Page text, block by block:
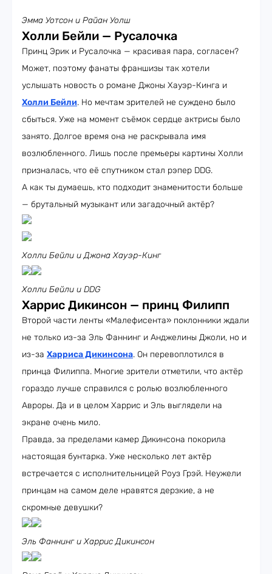
Эмма Уотсон и Райан Уолш
Холли Бейли — Русалочка
Принц Эрик и Русалочка — красивая пара, согласен?
Может, поэтому фанаты франшизы так хотели
услышать новость о романе Джоны Хауэр-Кинга и
Холли Бейли. Но мечтам зрителей не суждено было
сбыться. Уже на момент съёмок сердце актрисы было
занято. Долгое время она не раскрывала имя
возлюбленного. Лишь после премьеры картины Холли
призналась, что её спутником стал рэпер DDG.
А как ты думаешь, кто подходит знаменитости больше
— брутальный музыкант или загадочный актёр?
Холли Бейли и Джона Хауэр-Кинг
Холли Бейли и DDG
Харрис Дикинсон — принц Филипп
Второй части ленты «Малефисента» поклонники ждали
не только из-за Эль Фаннинг и Анджелины Джоли, но и
из-за Харриса Дикинсона. Он перевоплотился в
принца Филиппа. Многие зрители отметили, что актёр
гораздо лучше справился с ролью возлюбленного
Авроры. Да и в целом Харрис и Эль выглядели на
экране очень мило.
Правда, за пределами камер Дикинсона покорила
настоящая бунтарка. Уже несколько лет актёр
встречается с исполнительницей Роуз Грэй. Неужели
принцам на самом деле нравятся дерзкие, а не
скромные девушки?
Эль Фаннинг и Харрис Дикинсон